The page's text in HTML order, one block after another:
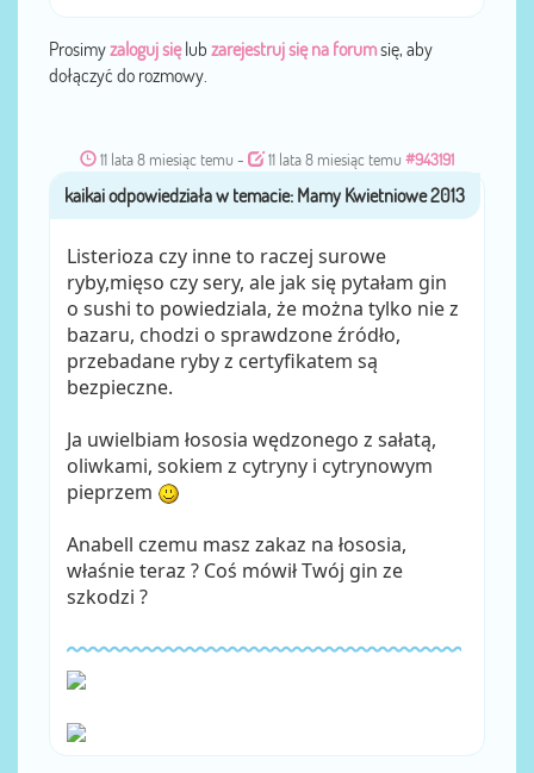
Prosimyzaloguj sięlub zarejestruj się na forumsię, aby
dołączyć do rozmowy.
11 lata 8 miesiąc temu - 11 lata 8 miesiąc temu #943191
przezkaikai
Listerioza czy inne to raczej surowe
ryby,mięso czy sery, ale jak się pytałam gin
o sushi to powiedziala, że można tylko nie z
bazaru, chodzi o sprawdzone źródło,
przebadane ryby z certyfikatem są
bezpieczne.
Ja uwielbiam łososia wędzonego z sałatą,
oliwkami, sokiem z cytryny i cytrynowym
pieprzem
Anabell czemu masz zakaz na łososia,
właśnie teraz ? Coś mówił Twój gin ze
szkodzi ?